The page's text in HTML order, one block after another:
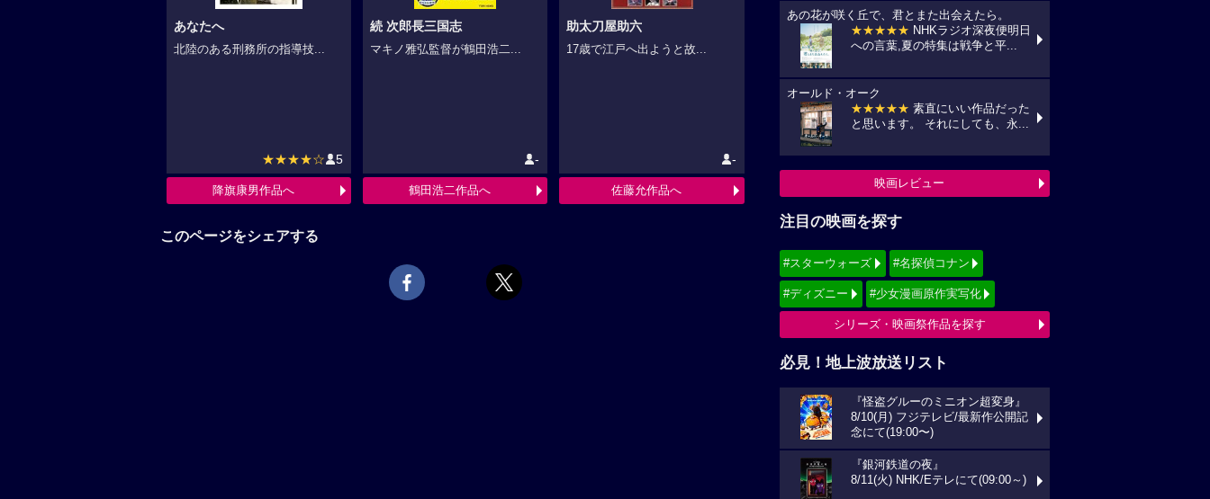
あなたへ
北陸のある刑務所の指導技...
★★★★☆ 5
降旗康男作品へ
続 次郎長三国志
マキノ雅弘監督が鶴田浩二...
-
鶴田浩二作品へ
助太刀屋助六
17歳で江戸へ出ようと故...
-
佐藤允作品へ
このページをシェアする
あの花が咲く丘で、君とまた出会えたら。
★★★★★ NHKラジオ深夜便明日
への言葉,夏の特集は戦争と平...
オールド・オーク
★★★★★ 素直にいい作品だった
と思います。 それにしても、永...
映画レビュー
注目の映画を探す
#スターウォーズ #名探偵コナン
#ディズニー #少女漫画原作実写化
シリーズ・映画祭作品を探す
必見！地上波放送リスト
『怪盗グルーのミニオン超変身』
8/10(月) フジテレビ/最新作公開記
念にて(19:00〜)
『銀河鉄道の夜』
8/11(火) NHK/Eテレにて(09:00～)